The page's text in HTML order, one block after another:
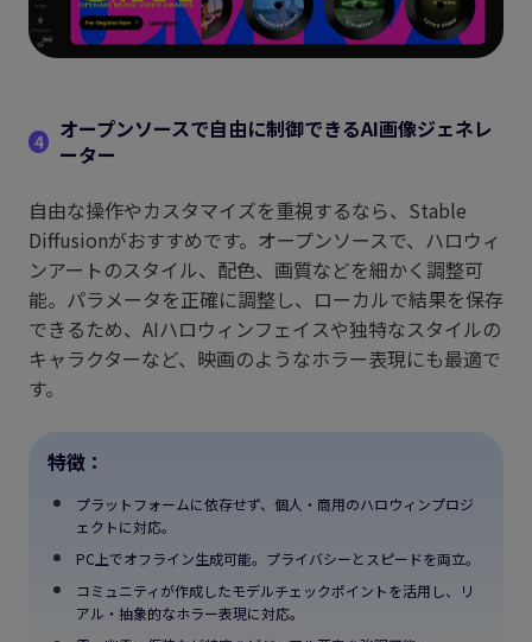
4
オープンソースで自由に制御できるAI画像ジェネレ
ーター
自由な操作やカスタマイズを重視するなら、Stable
Diffusionがおすすめです。オープンソースで、ハロウィ
ンアートのスタイル、配色、画質などを細かく調整可
能。パラメータを正確に調整し、ローカルで結果を保存
できるため、AIハロウィンフェイスや独特なスタイルの
キャラクターなど、映画のようなホラー表現にも最適で
す。
特徴：
プラットフォームに依存せず、個人・商用のハロウィンプロジ
ェクトに対応。
PC上でオフライン生成可能。プライバシーとスピードを両立。
コミュニティが作成したモデルチェックポイントを活用し、リ
アル・抽象的なホラー表現に対応。